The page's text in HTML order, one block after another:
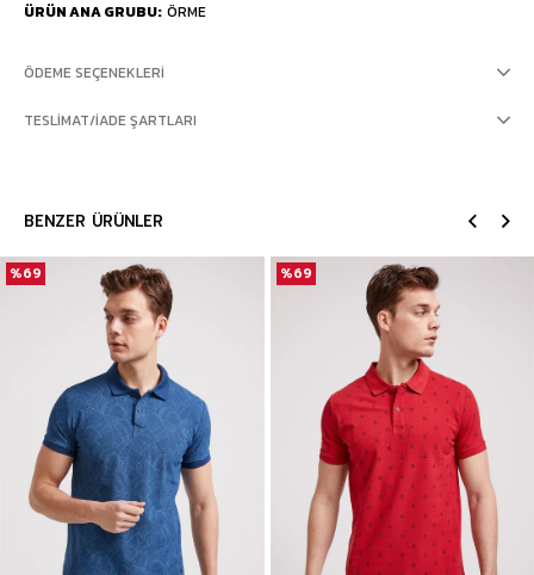
ÜRÜN ANA GRUBU ÖRME
ÖDEME SEÇENEKLERI
TESLIMAT/İADE ŞARTLARI
BENZER ÜRÜNLER
%69 %69